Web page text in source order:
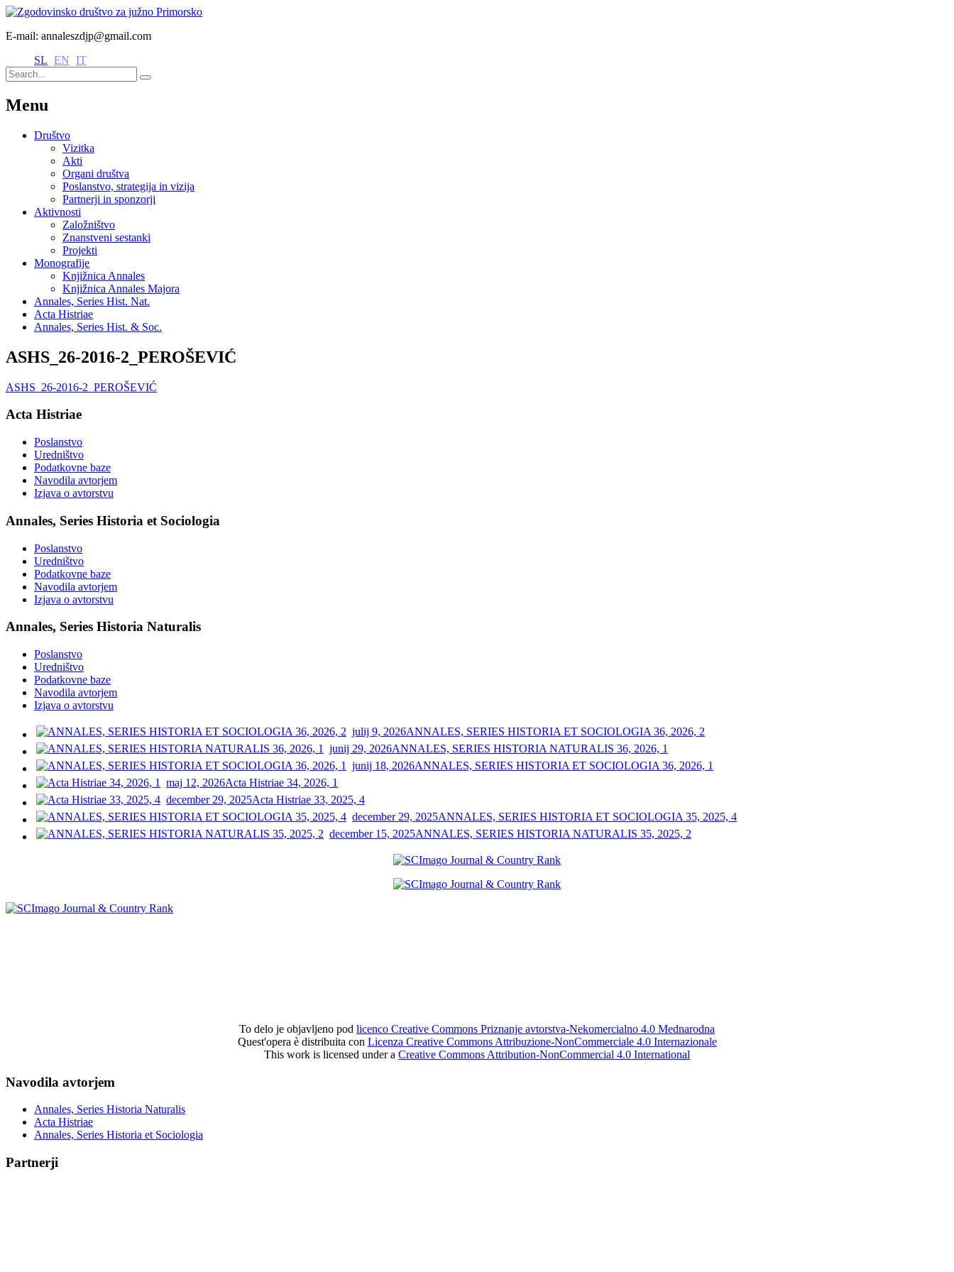
E-mail: annaleszdjp@gmail.com
SL EN IT
Menu
Društvo
Vizitka
Akti
Organi društva
Poslanstvo, strategija in vizija
Partnerji in sponzorji
Aktivnosti
Založništvo
Znanstveni sestanki
Projekti
Monografije
Knjižnica Annales
Knjižnica Annales Majora
Annales, Series Hist. Nat.
Acta Histriae
Annales, Series Hist. & Soc.
ASHS_26-2016-2_PEROŠEVIĆ
ASHS_26-2016-2_PEROŠEVIĆ
Acta Histriae
Poslanstvo
Uredništvo
Podatkovne baze
Navodila avtorjem
Izjava o avtorstvu
Annales, Series Historia et Sociologia
Poslanstvo
Uredništvo
Podatkovne baze
Navodila avtorjem
Izjava o avtorstvu
Annales, Series Historia Naturalis
Poslanstvo
Uredništvo
Podatkovne baze
Navodila avtorjem
Izjava o avtorstvu
julij 9, 2026ANNALES, SERIES HISTORIA ET SOCIOLOGIA 36, 2026, 2
junij 29, 2026ANNALES, SERIES HISTORIA NATURALIS 36, 2026, 1
junij 18, 2026ANNALES, SERIES HISTORIA ET SOCIOLOGIA 36, 2026, 1
maj 12, 2026Acta Histriae 34, 2026, 1
december 29, 2025Acta Histriae 33, 2025, 4
december 29, 2025ANNALES, SERIES HISTORIA ET SOCIOLOGIA 35, 2025, 4
december 15, 2025ANNALES, SERIES HISTORIA NATURALIS 35, 2025, 2
To delo je objavljeno pod licenco Creative Commons Priznanje avtorstva-Nekomercialno 4.0 Mednarodna
Quest'opera è distribuita con Licenza Creative Commons Attribuzione-NonCommerciale 4.0 Internazionale
This work is licensed under a Creative Commons Attribution-NonCommercial 4.0 International
Navodila avtorjem
Annales, Series Historia Naturalis
Acta Histriae
Annales, Series Historia et Sociologia
Partnerji